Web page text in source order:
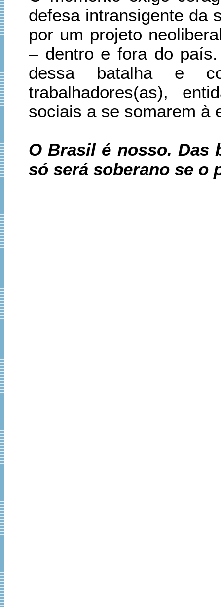
defesa intransigente da
por um projeto
– dentro e fora do
dessa batalha e
trabalhadores(as),
sociais a se somarem à
O Brasil é nosso. Das
só será soberano se o